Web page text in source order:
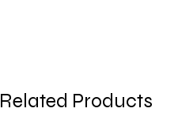
Related Products